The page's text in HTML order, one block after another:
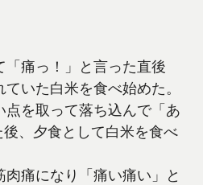
「痛っ！」と言った直後
いた白米を食べ始めた。
点を取って落ち込んで「あ
、夕食として白米を食べ
痛になり「痛い痛い」と